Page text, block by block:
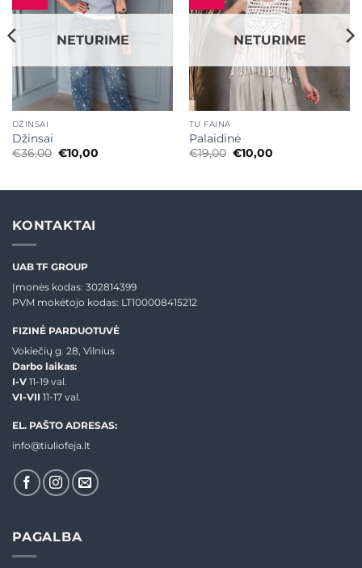
NETURIME
DŽINSAI
Džinsai
€36,00 Original
price
€10,00Current
NETURIME
TU FAINA
Palaidinė
€19,00 Original
price
€10,00Current
KONTAKTAI
UAB TF GROUP
Įmonės kodas: 302814399
PVM mokėtojo kodas: LT100008415212
FIZINĖ PARDUOTUVĖ
Vokiečių g. 28, Vilnius
Darbo laikas:
I-V 11-19 val.
VI-VII 11-17 val.
EL. PAŠTO ADRESAS:
info@tiuliofeja.lt
PAGALBA